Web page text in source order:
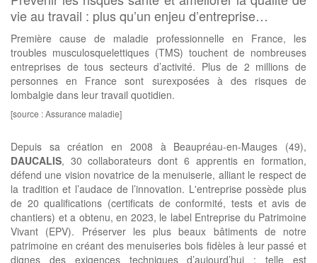
vie au travail : plus qu’un enjeu d’entreprise…
Première cause de maladie professionnelle en France, les
troubles musculosquelettiques (TMS) touchent de nombreuses
entreprises de tous secteurs d’activité. Plus de 2 millions de
personnes en France sont surexposées à des risques de
lombalgie dans leur travail quotidien.
[source : Assurance maladie]
Depuis sa création en 2008 à Beaupréau-en-Mauges (49),
DAUCALIS, 30 collaborateurs dont 6 apprentis en formation,
défend une vision novatrice de la menuiserie, alliant le respect de
la tradition et l’audace de l’innovation. L'entreprise possède plus
de 20 qualifications (certificats de conformité, tests et avis de
chantiers) et a obtenu, en 2023, le label Entreprise du Patrimoine
Vivant (EPV). Préserver les plus beaux bâtiments de notre
patrimoine en créant des menuiseries bois fidèles à leur passé et
dignes des exigences techniques d’aujourd’hui : telle est